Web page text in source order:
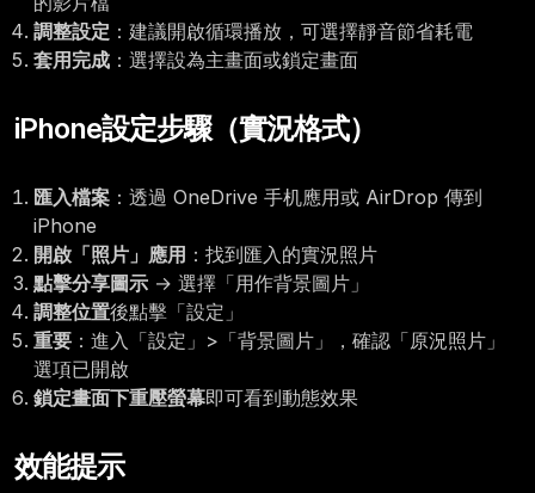
調整設定 ：建議開啟循環播放，可選擇靜音節省耗電
套用完成 ：選擇設為主畫面或鎖定畫面
iPhone設定步驟（實況格式）
匯入檔案 ：透過 OneDrive 手机應用或 AirDrop 傳到
iPhone
開啟「照片」應用 ：找到匯入的實況照片
點擊分享圖示 → 選擇「用作背景圖片」
調整位置後點擊「設定」
重要 ：進入「設定」>「背景圖片」，確認「原況照片」
選項已開啟
鎖定畫面下重壓螢幕即可看到動態效果
效能提示